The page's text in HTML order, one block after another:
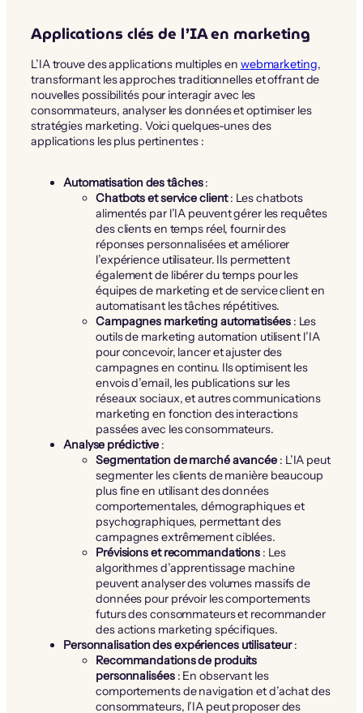
Applications clés de l’IA en marketing
L’IA trouve des applications multiples en webmarketing,
transformant les approches traditionnelles et offrant de
nouvelles possibilités pour interagir avec les
consommateurs, analyser les données et optimiser les
stratégies marketing. Voici quelques-unes des
applications les plus pertinentes :
Automatisation des tâches:
Chatbots et service client: Les chatbots
alimentés par l’IA peuvent gérer les requêtes
des clients en temps réel, fournir des
réponses personnalisées et améliorer
l’expérience utilisateur. Ils permettent
également de libérer du temps pour les
équipes de marketing et de service client en
automatisant les tâches répétitives.
Campagnes marketing automatisées: Les
outils de marketing automation utilisent l’IA
pour concevoir, lancer et ajuster des
campagnes en continu. Ils optimisent les
envois d’email, les publications sur les
réseaux sociaux, et autres communications
marketing en fonction des interactions
passées avec les consommateurs.
Analyse prédictive :
Segmentation de marché avancée : L’IA peut
segmenter les clients de manière beaucoup
plus fine en utilisant des données
comportementales, démographiques et
psychographiques, permettant des
campagnes extrêmement ciblées.
Prévisions et recommandations : Les
algorithmes d’apprentissage machine
peuvent analyser des volumes massifs de
données pour prévoir les comportements
futurs des consommateurs et recommander
des actions marketing spécifiques.
Personnalisation des expériences utilisateur:
Recommandations de produits
personnalisées: En observant les
comportements de navigation et d’achat des
consommateurs, l’IA peut proposer des